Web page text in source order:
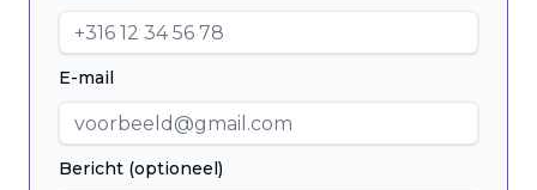
E-mail
Bericht (optioneel)